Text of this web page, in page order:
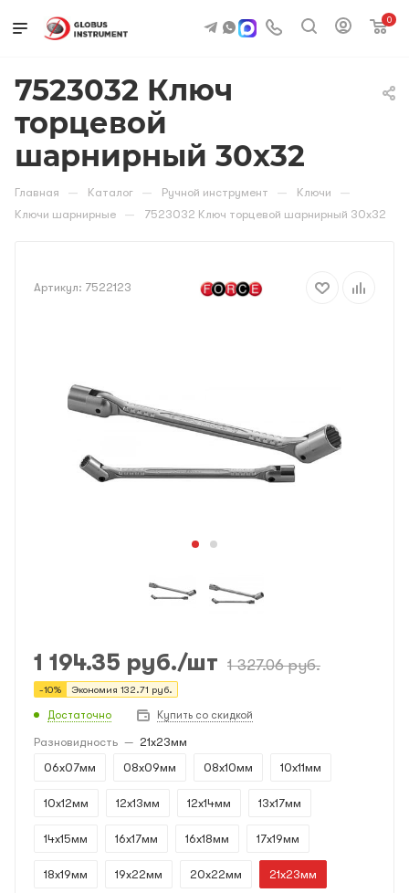
0
7523032 Ключ
торцевой
шарнирный 30х32
Главная — Каталог — Ручной инструмент — Ключи —
Ключи шарнирные — 7523032 Ключ торцевой шарнирный 30х32
Артикул: 7522123
1 194.35 руб./шт 1 327.06руб.
-10% Экономия 132.71 руб.
Достаточно Купить со скидкой
Разновидность — 21x23мм
06x07мм
08x09мм 08x10мм 10x11мм
10x12мм 12x13мм 12x14мм 13x17мм
14x15мм 16x17мм 16x18мм 17x19мм
18x19мм 19x22мм 20x22мм 21x23мм